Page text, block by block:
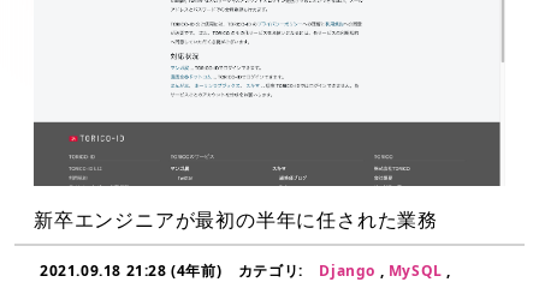
新卒エンジニアが最初の半年に任された業務
2021.09.18 21:28 (4年前) カテゴリ: Django , MySQL,